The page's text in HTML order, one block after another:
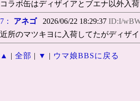
コラボ缶はディザイアとブエナ以外入
7： アネゴ2026/06/22 18:29:37 ID:I/
近所のマツキヨに入荷してたがディザ
▲ | 全部 | ▼ | ウマ娘BBSに戻る